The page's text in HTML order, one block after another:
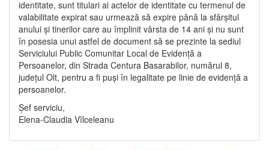
identitate, sunt titulari ai actelor de identitate cu termenul de
valabilitate expirat sau urmează să expire până la sfârșitul
anului și tinerilor care au împlinit vârsta de 14 ani și nu sunt
în posesia unui astfel de document să se prezinte la sediul
Serviciului Public Comunitar Local de Evidență a
Persoanelor, din Strada Centura Basarabilor, numărul 8,
județul Olt, pentru a fi puși în legalitate pe linie de evidență a
persoanelor.
Șef serviciu,
Elena-Claudia Vîlceleanu